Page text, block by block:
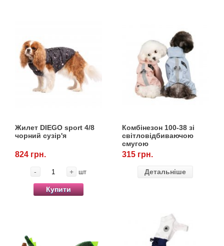
Жилет DIEGO sport 4/8
чорний сузір'я
824 грн.
- + шт
Купити
Комбінезон 100-38 зі
світловідбиваючою
смугою
315 грн.
Детальніше